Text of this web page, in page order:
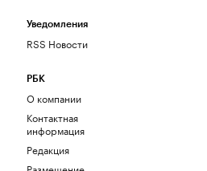
Уведомления
RSS Новости
РБК
О компании
Контактная
информация
Редакция